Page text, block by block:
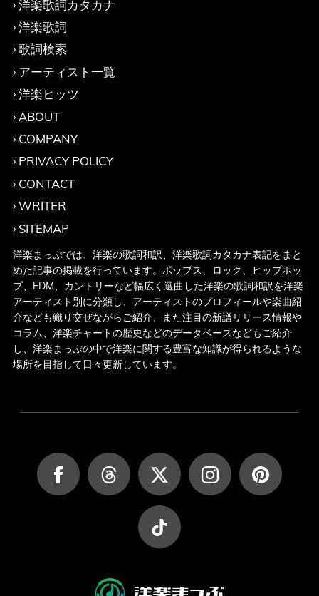
洋楽歌詞カタカナ
洋楽歌詞
歌詞検索
アーティスト一覧
洋楽ヒッツ
ABOUT
COMPANY
PRIVACY POLICY
CONTACT
WRITER
SITEMAP
洋楽まっぷでは、洋楽の歌詞和訳、洋楽歌詞カタカナ表記をまと
めた記事の掲載を行っています。ポップス、ロック、ヒップホッ
プ、EDM、カントリーなど幅広く選曲した洋楽の歌詞和訳を洋楽
アーティスト別に分類し、アーティストのプロフィールや楽曲紹
介なども織り交ぜながらご紹介、また注目の新譜リリース情報や
コラム、洋楽チャートの歴史などのデータベースなどもご紹介
し、洋楽まっぷの中で洋楽に関する豊富な知識が得られるような
場所を目指して日々更新しています。